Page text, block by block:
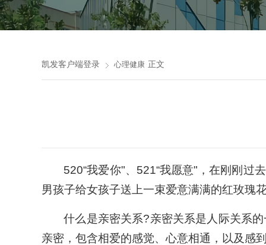
凯发客户端登录 心理健康 正文
520“我爱你"、521“我愿意"，在刚刚过
男孩子给女孩子送上一束爱意满满的红玫瑰
什么是亲密关系?亲密关系是人际关系
亲密，包含相爱的感觉、心意相通，以及感